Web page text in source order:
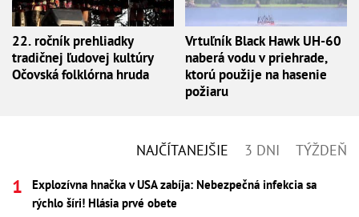
22. ročník prehliadky
tradičnej ľudovej kultúry
Očovská folklórna hruda
Vrtuľník Black Hawk UH-60
naberá vodu v priehrade,
ktorú použije na hasenie
požiaru
NAJČÍTANEJŠIE 3 DNI TÝŽDEŇ
Explozívna hnačka v USA zabíja: Nebezpečná infekcia sa
rýchlo šíri! Hlásia prvé obete